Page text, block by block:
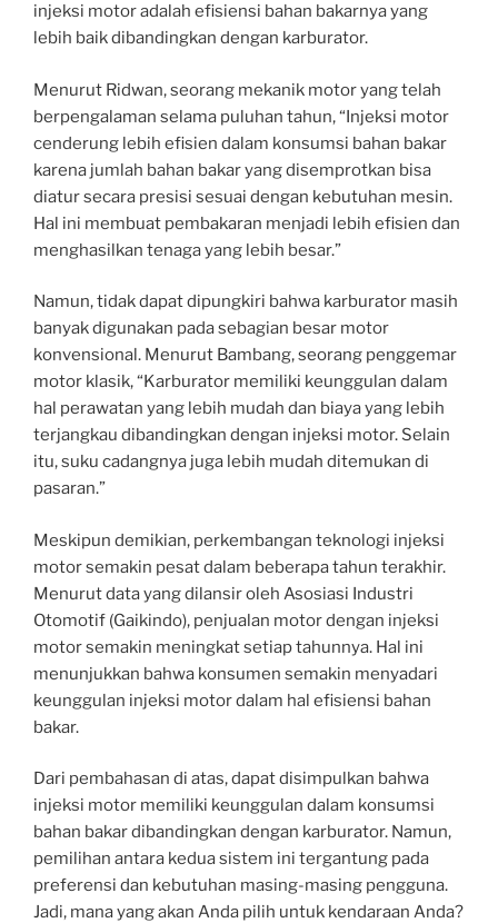
injeksi motor adalah efisiensi bahan bakarnya yang
lebih baik dibandingkan dengan karburator.
Menurut Ridwan, seorang mekanik motor yang telah
berpengalaman selama puluhan tahun, “Injeksi motor
cenderung lebih efisien dalam konsumsi bahan bakar
karena jumlah bahan bakar yang disemprotkan bisa
diatur secara presisi sesuai dengan kebutuhan mesin.
Hal ini membuat pembakaran menjadi lebih efisien dan
menghasilkan tenaga yang lebih besar.”
Namun, tidak dapat dipungkiri bahwa karburator masih
banyak digunakan pada sebagian besar motor
konvensional. Menurut Bambang, seorang penggemar
motor klasik, “Karburator memiliki keunggulan dalam
hal perawatan yang lebih mudah dan biaya yang lebih
terjangkau dibandingkan dengan injeksi motor. Selain
itu, suku cadangnya juga lebih mudah ditemukan di
pasaran.”
Meskipun demikian, perkembangan teknologi injeksi
motor semakin pesat dalam beberapa tahun terakhir.
Menurut data yang dilansir oleh Asosiasi Industri
Otomotif (Gaikindo), penjualan motor dengan injeksi
motor semakin meningkat setiap tahunnya. Hal ini
menunjukkan bahwa konsumen semakin menyadari
keunggulan injeksi motor dalam hal efisiensi bahan
bakar.
Dari pembahasan di atas, dapat disimpulkan bahwa
injeksi motor memiliki keunggulan dalam konsumsi
bahan bakar dibandingkan dengan karburator. Namun,
pemilihan antara kedua sistem ini tergantung pada
preferensi dan kebutuhan masing-masing pengguna.
Jadi, mana yang akan Anda pilih untuk kendaraan Anda?